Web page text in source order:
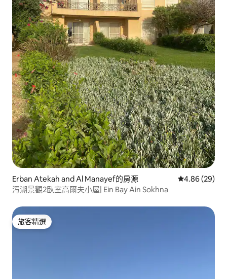
Erban Atekah and Al Manayef的房源 從 29 則評價
4.86 (29)
泻湖景觀2臥室高爾夫小屋| Ein Bay Ain Sokhna
旅客精選
旅客精選